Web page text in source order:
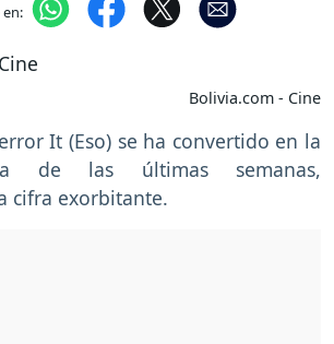
Bolivia.com - Cine
It (Eso) se ha convertido en la
de las últimas semanas,
cifra exorbitante.